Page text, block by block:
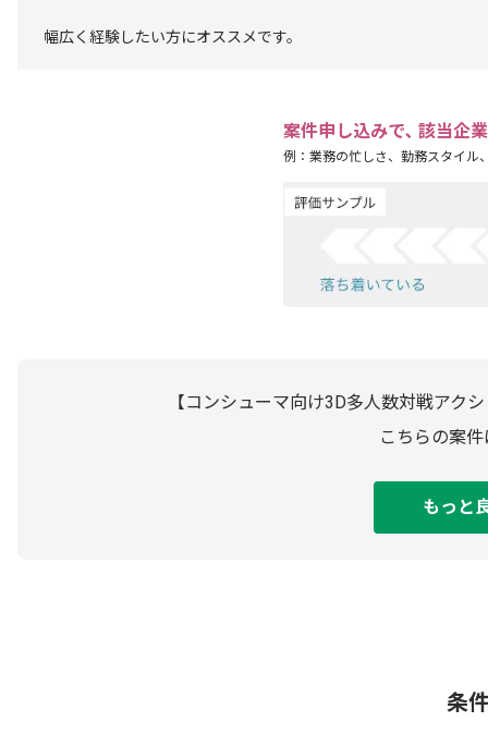
幅広く経験したい方にオススメです。
案件申し込みで､ 該当企
例：業務の忙しさ、勤務スタイル
【コンシューマ向け3D多人数対戦アク
こちらの案
もっと
条